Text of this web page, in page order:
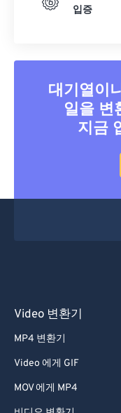
입증
대기열이
일을 변
지금
Video 변환기
MP4 변환기
Video 에게 GIF
MOV 에게 MP4